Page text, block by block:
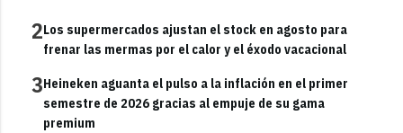
2Los supermercados ajustan el stock en agosto para
frenar las mermas por el calor y el éxodo vacacional
3Heineken aguanta el pulso a la inflación en el primer
semestre de 2026 gracias al empuje de su gama
premium